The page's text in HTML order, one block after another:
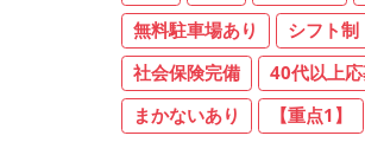
無料駐車場あり
シフト制
社会保険完備
40代以上
まかないあり
【重点1】